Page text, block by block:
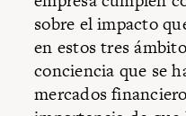
sobre el impacto
en estos tres
conciencia que se
mercados